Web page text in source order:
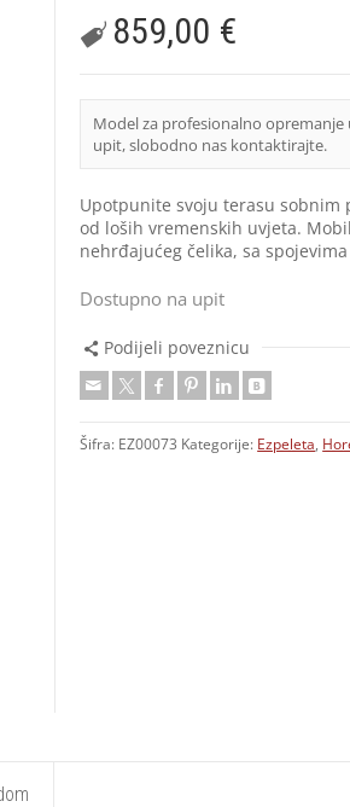
859,00 €
Model za profesionalno
upit, slobodno nas kontaktirajte.
Upotpunite svoju terasu sobnim
od loših vremenskih uvjeta.
nehrđajućeg čelika, sa
Dostupno na upit
Podijeli poveznicu
Šifra: EZ00073 Kategorije: Ezpeleta